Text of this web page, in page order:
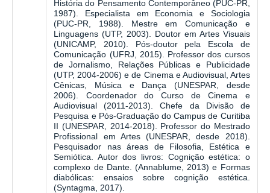
História do Pensamento Contemporâneo (PUC-PR,
1987). Especialista em Economia e Sociologia
(PUC-PR, 1988). Mestre em Comunicação e
Linguagens (UTP, 2003). Doutor em Artes Visuais
(UNICAMP, 2010). Pós-doutor pela Escola de
Comunicação (UFRJ, 2015). Professor dos cursos
de Jornalismo, Relações Públicas e Publicidade
(UTP, 2004-2006) e de Cinema e Audiovisual, Artes
Cênicas, Música e Dança (UNESPAR, desde
2006). Coordenador do Curso de Cinema e
Audiovisual (2011-2013). Chefe da Divisão de
Pesquisa e Pós-Graduação do Campus de Curitiba
II (UNESPAR, 2014-2018). Professor do Mestrado
Profissional em Artes (UNESPAR, desde 2018).
Pesquisador nas áreas de Filosofia, Estética e
Semiótica. Autor dos livros: Cognição estética: o
complexo de Dante. (Annablume, 2013) e Formas
diabólicas: ensaios sobre cognição estética.
(Syntagma, 2017).